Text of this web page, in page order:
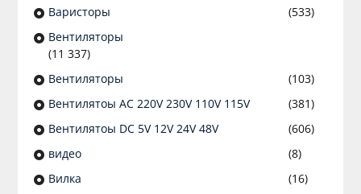
Варисторы
(533)
Вентиляторы
(11 337)
Вентиляторы
(103)
Вентилятоы AC 220V 230V 110V 115V
(381)
Вентилятоы DC 5V 12V 24V 48V
(606)
видео
(8)
Вилка
(16)